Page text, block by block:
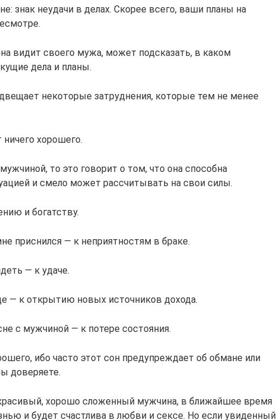
знак неудачи в делах. Скорее всего, ваши планы на
видит своего мужа, может подсказать, в каком
дела и планы.
некоторые затруднения, которые тем не менее
хорошего.
то это говорит о том, что она способна
и смело может рассчитывать на свои силы.
и богатству.
приснился — к неприятностям в браке.
— к удаче.
— к открытию новых источников дохода.
с мужчиной — к потере состояния.
ибо часто этот сон предупреждает об обмане или
доверяете.
хорошо сложенный мужчина, в ближайшее время
и будет счастлива в любви и сексе. Но если увиденный